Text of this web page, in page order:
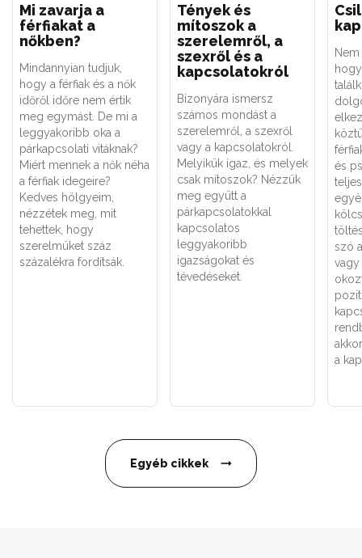
Mi zavarja a
férfiakat a
nőkben?
Mindannyian tudjuk,
hogy a férfiak és a nők
időről időre nem értik
meg egymást. De mi a
leggyakoribb oka a
párkapcsolati vitáknak?
Miért mennek a nők néha
a férfiak idegeire?
Kedves hölgyeim,
nézzétek meg, mit
tehettek, hogy
szerelmüket száz
százalékra fordítsák.
Tények és
mítoszok a
szerelemről, a
szexről és a
kapcsolatokról
Bizonyára ismersz
számos mondást a
szerelemről, a szexről
vagy a kapcsolatokról.
Melyikük igaz, és melyek
csak mítoszok? Nézzük
meg együtt a
párkapcsolatokkal
kapcsolatos
leggyakoribb
igazságokat és
tévedéseket.
és
szó
vagy
a
Egyéb cikkek